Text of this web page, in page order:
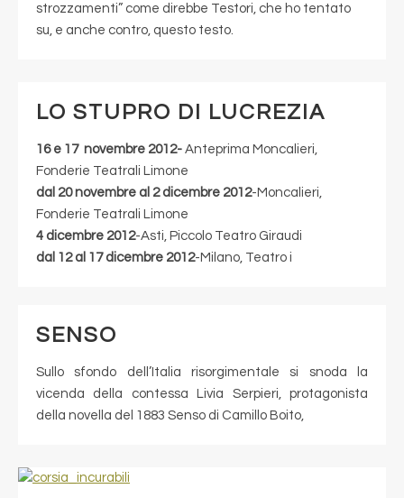
strozzamenti” come direbbe Testori, che ho tentato
su, e anche contro, questo testo.
LO STUPRO DI LUCREZIA
16 e 17 novembre 2012- Anteprima Moncalieri,
Fonderie Teatrali Limone
dal 20 novembre al 2 dicembre 2012-Moncalieri,
Fonderie Teatrali Limone
4 dicembre 2012-Asti, Piccolo Teatro Giraudi
dal 12 al 17 dicembre 2012-Milano, Teatro i
SENSO
Sullo sfondo dell’Italia risorgimentale si snoda la
vicenda della contessa Livia Serpieri, protagonista
della novella del 1883 Senso di Camillo Boito,